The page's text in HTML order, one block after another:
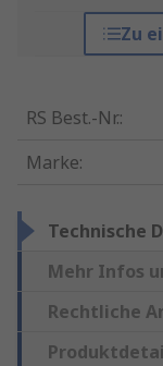
Zu
RS Best.-Nr.:
Marke:
Technische
Mehr Infos
Rechtliche